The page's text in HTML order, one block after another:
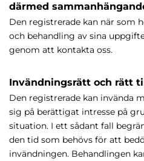
därmed
Den registrerade kan när som
och behandling av sina
genom att kontakta oss.
Invändningsrätt och rätt
Den registrerade kan invända
sig på berättigat intresse på
situation. I ett sådant fall
den tid som behövs för att
invändningen. Behandlingen